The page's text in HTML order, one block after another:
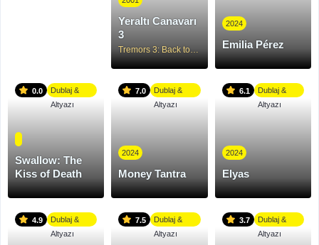
Yeraltı Canavarı
3
Tremors 3: Back to Perfection
2024
Emilia Pérez
0.0
Dublaj &
Altyazı
Swallow: The
Kiss of Death
7.0
Dublaj &
Altyazı
2024
Money Tantra
6.1
Dublaj &
Altyazı
2024
Elyas
4.9
Dublaj &
Altyazı
7.5
Dublaj &
Altyazı
3.7
Dublaj &
Altyazı